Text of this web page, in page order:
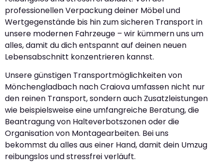
professionellen Verpackung deiner Möbel und
Wertgegenstände bis hin zum sicheren Transport in
unsere modernen Fahrzeuge – wir kümmern uns um
alles, damit du dich entspannt auf deinen neuen
Lebensabschnitt konzentrieren kannst.
Unsere günstigen Transportmöglichkeiten von
Mönchengladbach nach Craiova umfassen nicht nur
den reinen Transport, sondern auch Zusatzleistungen
wie beispielsweise eine umfangreiche Beratung, die
Beantragung von Halteverbotszonen oder die
Organisation von Montagearbeiten. Bei uns
bekommst du alles aus einer Hand, damit dein Umzug
reibungslos und stressfrei verläuft.